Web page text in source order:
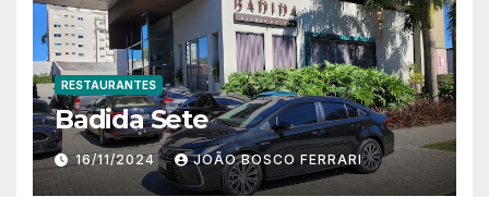
RESTAURANTES
Badida Sete
16/11/2024 JOÃO BOSCO FERRARI